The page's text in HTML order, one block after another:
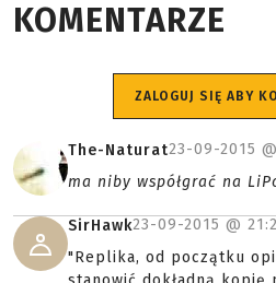
KOMENTARZE
ZALOGUJ SIĘ ABY
The-Naturat23-09-2015 @
ma niby współgrać na
SirHawk23-09-2015 @
"Replika, od początku